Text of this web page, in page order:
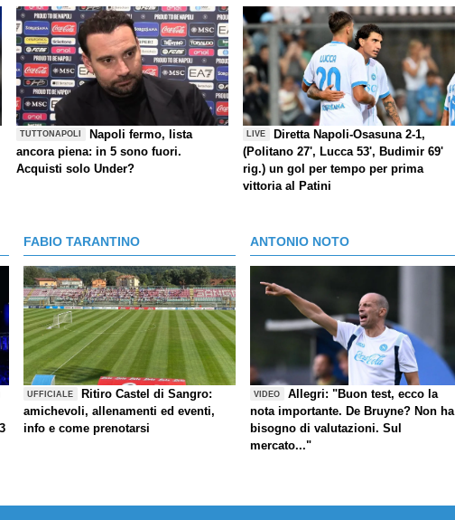
TUTTONAPOLI
Napoli fermo, lista
ancora piena: in 5 sono fuori.
Acquisti solo Under?
LIVE
Diretta Napoli-Osasuna 2-1,
(Politano 27', Lucca 53', Budimir 69'
rig.) un gol per tempo per prima
vittoria al Patini
FABIO TARANTINO
UFFICIALE
Ritiro Castel di Sangro:
amichevoli, allenamenti ed eventi,
info e come prenotarsi
ANTONIO NOTO
VIDEO
Allegri: "Buon test, ecco la
nota importante. De Bruyne? Non ha
bisogno di valutazioni. Sul
mercato..."